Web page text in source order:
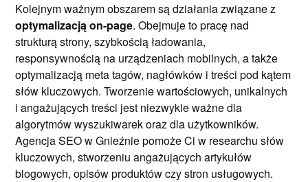
Kolejnym ważnym obszarem są działania związane z
optymalizacją on-page. Obejmuje to pracę nad
strukturą strony, szybkością ładowania,
responsywnością na urządzeniach mobilnych, a także
optymalizacją meta tagów, nagłówków i treści pod kątem
słów kluczowych. Tworzenie wartościowych, unikalnych
i angażujących treści jest niezwykle ważne dla
algorytmów wyszukiwarek oraz dla użytkowników.
Agencja SEO w Gnieźnie pomoże Ci w researchu słów
kluczowych, stworzeniu angażujących artykułów
blogowych, opisów produktów czy stron usługowych.